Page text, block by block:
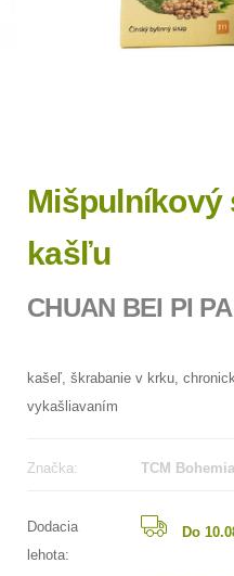
Mišpulníkový
kašľu
CHUAN BEI PI
kašeľ, škrabanie v krku,
vykašliavaním
Značka: TCM Bohemia
Dodacia
lehota:
Do